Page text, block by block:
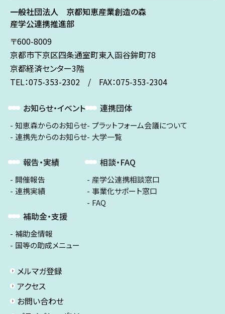
一般社団法人 京都知恵産業創造の森
産学公連携推進部
〒600-8009
京都市下京区四条通室町東入函谷鉾町78
京都経済センター3階
TEL：075-353-2302 / FAX：075-353-2304
お知らせ・イベント
知恵森からのお知らせ
連携先からのお知らせ
報告・実績
開催報告
連携実績
補助金・支援
補助金情報
国等の助成メニュー
連携団体
プラットフォーム会議について
大学一覧
相談・FAQ
産学公連携相談窓口
事業化サポート窓口
FAQ
メルマガ登録
アクセス
お問い合わせ